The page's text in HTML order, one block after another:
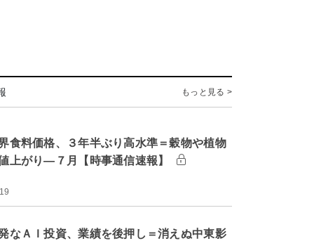
もっと見る >
食料価格、３年半ぶり高水準＝穀物や植物
上がり―７月【時事通信速報】
なＡＩ投資、業績を後押し＝消えぬ中東影